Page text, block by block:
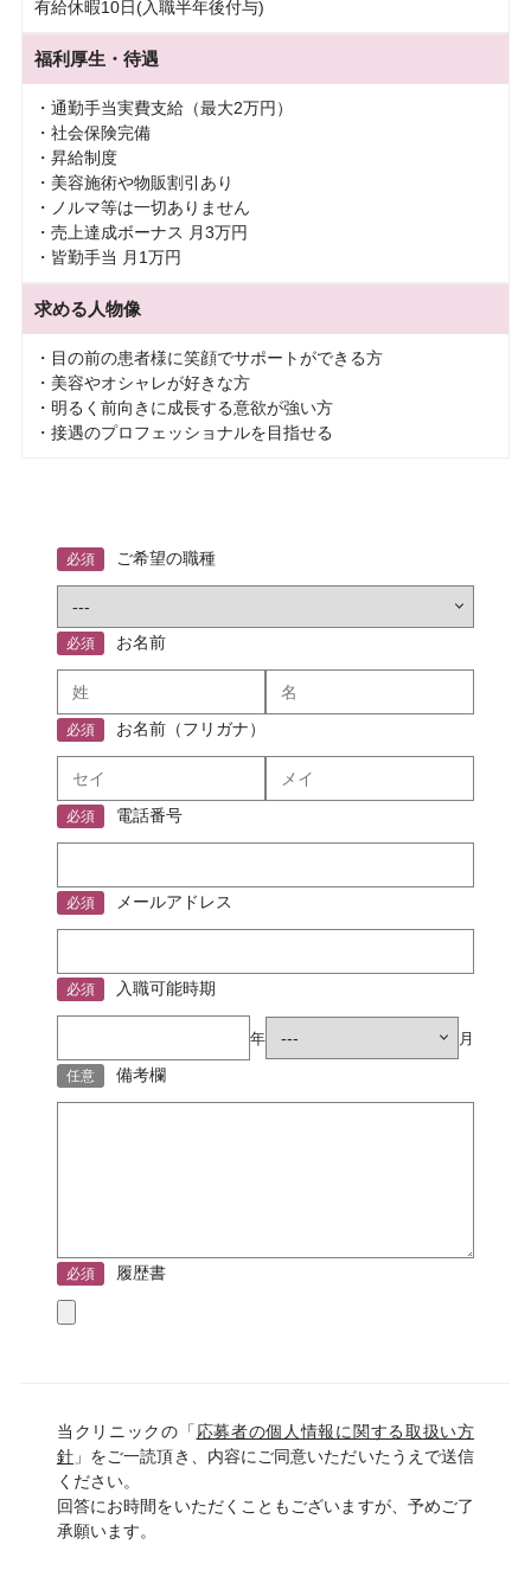
有給休暇10日(入職半年後付与)
福利厚生・待遇
・通勤手当実費支給（最大2万円）
・社会保険完備
・昇給制度
・美容施術や物販割引あり
・ノルマ等は一切ありません
・売上達成ボーナス 月3万円
・皆勤手当 月1万円
求める人物像
・目の前の患者様に笑顔でサポートができる方
・美容やオシャレが好きな方
・明るく前向きに成長する意欲が強い方
・接遇のプロフェッショナルを目指せる
必須 ご希望の職種
必須 お名前
必須 お名前（フリガナ）
必須 電話番号
必須 メールアドレス
必須 入職可能時期
年 月
任意 備考欄
必須 履歴書
当クリニックの「 応募者の個人情報に関する取扱い方
針 」をご一読頂き、内容にご同意いただいたうえで送信
ください。
回答にお時間をいただくこともございますが、予めご了
承願います。